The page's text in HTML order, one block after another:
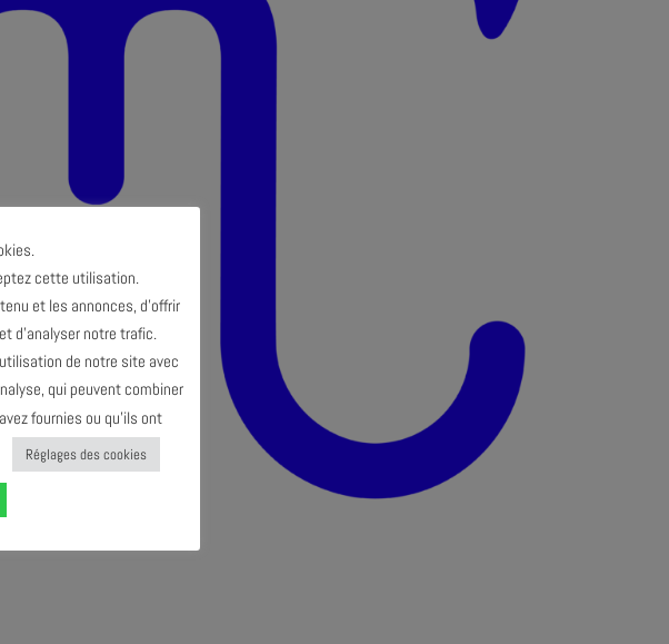
cette utilisation.
et les annonces, d’offrir
d’analyser notre trafic.
de notre site avec
qui peuvent combiner
fournies ou qu’ils ont
Réglages des cookies